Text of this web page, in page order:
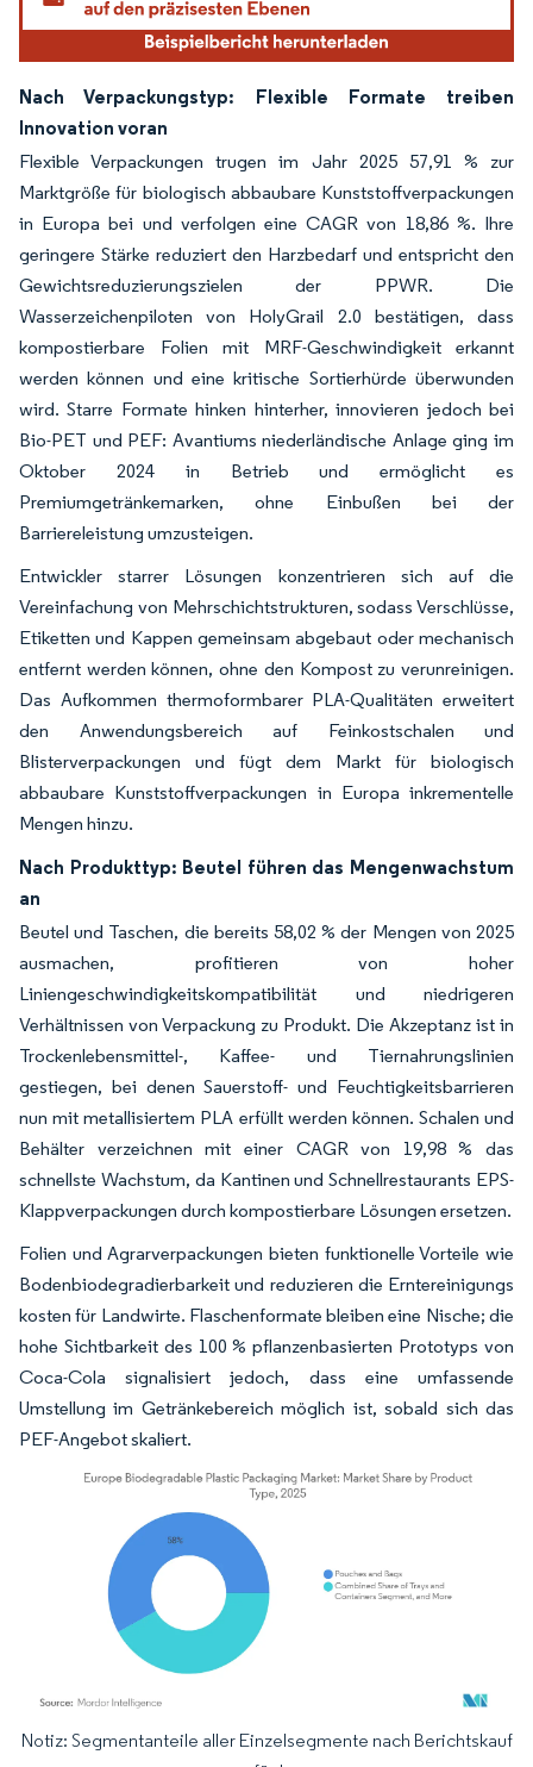
Nach Verpackungstyp: Flexible Formate treiben
Innovation voran
Flexible Verpackungen trugen im Jahr 2025 57,91 % zur
Marktgröße für biologisch abbaubare Kunststoffverpackungen
in Europa bei und verfolgen eine CAGR von 18,86 %. Ihre
geringere Stärke reduziert den Harzbedarf und entspricht den
Gewichtsreduzierungszielen der PPWR. Die
Wasserzeichenpiloten von HolyGrail 2.0 bestätigen, dass
kompostierbare Folien mit MRF-Geschwindigkeit erkannt
werden können und eine kritische Sortierhürde überwunden
wird. Starre Formate hinken hinterher, innovieren jedoch bei
Bio-PET und PEF: Avantiums niederländische Anlage ging im
Oktober 2024 in Betrieb und ermöglicht es
Premiumgetränkemarken, ohne Einbußen bei der
Barriereleistung umzusteigen.
Entwickler starrer Lösungen konzentrieren sich auf die
Vereinfachung von Mehrschichtstrukturen, sodass Verschlüsse,
Etiketten und Kappen gemeinsam abgebaut oder mechanisch
entfernt werden können, ohne den Kompost zu verunreinigen.
Das Aufkommen thermoformbarer PLA-Qualitäten erweitert
den Anwendungsbereich auf Feinkostschalen und
Blisterverpackungen und fügt dem Markt für biologisch
abbaubare Kunststoffverpackungen in Europa inkrementelle
Mengen hinzu.
Nach Produkttyp: Beutel führen das Mengenwachstum
an
Beutel und Taschen, die bereits 58,02 % der Mengen von 2025
ausmachen, profitieren von hoher
Liniengeschwindigkeitskompatibilität und niedrigeren
Verhältnissen von Verpackung zu Produkt. Die Akzeptanz ist in
Trockenlebensmittel-, Kaffee- und Tiernahrungslinien
gestiegen, bei denen Sauerstoff- und Feuchtigkeitsbarrieren
nun mit metallisiertem PLA erfüllt werden können. Schalen und
Behälter verzeichnen mit einer CAGR von 19,98 % das
schnellste Wachstum, da Kantinen und Schnellrestaurants EPS-
Klappverpackungen durch kompostierbare Lösungen ersetzen.
Folien und Agrarverpackungen bieten funktionelle Vorteile wie
Bodenbiodegradierbarkeit und reduzieren die Erntereinigungs
kosten für Landwirte. Flaschenformate bleiben eine Nische; die
hohe Sichtbarkeit des 100 % pflanzenbasierten Prototyps von
Coca-Cola signalisiert jedoch, dass eine umfassende
Umstellung im Getränkebereich möglich ist, sobald sich das
PEF-Angebot skaliert.
Bild © Mordor Intelligence. Wiederverwendung erfordert Namensnennung gemäß
Notiz: Segmentanteile aller Einzelsegmente nach Berichtskauf